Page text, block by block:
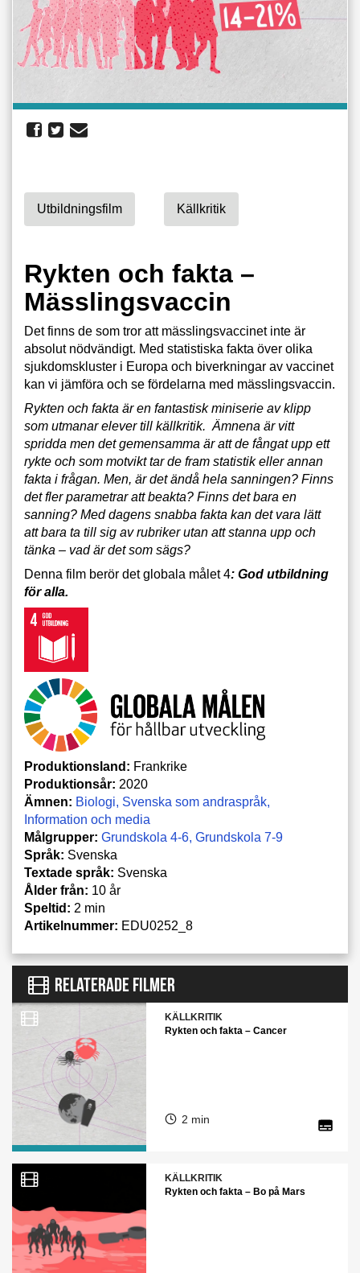
Utbildningsfilm Källkritik
Rykten och fakta –
Mässlingsvaccin
Det finns de som tror att mässlingsvaccinet inte är
absolut nödvändigt. Med statistiska fakta över olika
sjukdomskluster i Europa och biverkningar av vaccinet
kan vi jämföra och se fördelarna med mässlingsvaccin.
Rykten och fakta är en fantastisk miniserie av klipp
som utmanar elever till källkritik. Ämnena är vitt
spridda men det gemensamma är att de fångat upp ett
rykte och som motvikt tar de fram statistik eller annan
fakta i frågan. Men, är det ändå hela sanningen? Finns
det fler parametrar att beakta? Finns det bara en
sanning? Med dagens snabba fakta kan det vara lätt
att bara ta till sig av rubriker utan att stanna upp och
tänka – vad är det som sägs?
Denna film berör det globala målet 4: God utbildning
för alla.
Produktionsland: Frankrike
Produktionsår: 2020
Ämnen: Biologi Svenska som andraspråk
Information och media
Målgrupper: Grundskola 4-6 Grundskola 7-9
Språk: Svenska
Textade språk: Svenska
Ålder från: 10 år
Speltid: 2 min
Artikelnummer: EDU0252_8
RELATERADE FILMER
KÄLLKRITIK
Rykten och fakta – Cancer
2 min
KÄLLKRITIK
Rykten och fakta – Bo på Mars